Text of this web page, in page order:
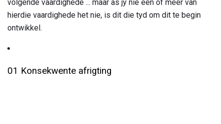
volgende vaardighede ... maar as jy nie een of meer van
hierdie vaardighede het nie, is dit die tyd om dit te begin
ontwikkel.
01 Konsekwente afrigting